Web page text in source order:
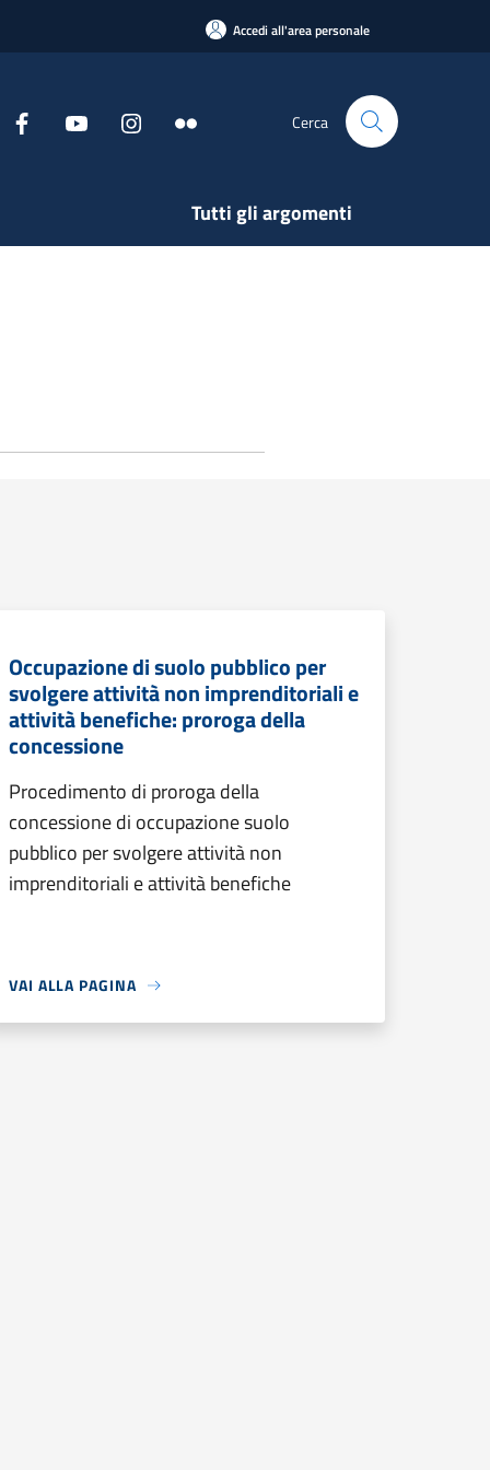
Accedi all'area personale
Cerca
Tutti gli argomenti
Occupazione di suolo pubblico per
svolgere attività non imprenditoriali e
attività benefiche: proroga della
concessione
Procedimento di proroga della
concessione di occupazione suolo
pubblico per svolgere attività non
imprenditoriali e attività benefiche
VAI ALLA PAGINA